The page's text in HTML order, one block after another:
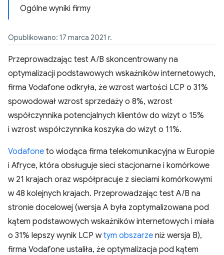
Ogólne wyniki firmy
Opublikowano: 17 marca 2021 r.
Przeprowadzając test A/B skoncentrowany na
optymalizacji podstawowych wskaźników internetowych,
firma Vodafone odkryła, że wzrost wartości LCP o 31%
spowodował wzrost sprzedaży o 8%, wzrost
współczynnika potencjalnych klientów do wizyt o 15%
i wzrost współczynnika koszyka do wizyt o 11%.
Vodafone to wiodąca firma telekomunikacyjna w Europie
i Afryce, która obsługuje sieci stacjonarne i komórkowe
w 21 krajach oraz współpracuje z sieciami komórkowymi
w 48 kolejnych krajach. Przeprowadzając test A/B na
stronie docelowej (wersja A była zoptymalizowana pod
kątem podstawowych wskaźników internetowych i miała
o 31% lepszy wynik LCP wtym obszarze niż wersja B),
firma Vodafone ustaliła, że optymalizacja pod kątem